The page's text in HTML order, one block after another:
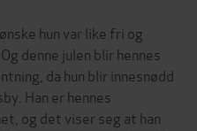
hun var like fri og
denne julen blir hennes
da hun blir innesnødd
Han er hennes
og det viser seg at han